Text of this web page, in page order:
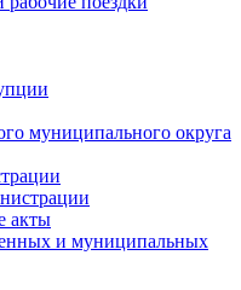
муниципального округа
акты
и муниципальных